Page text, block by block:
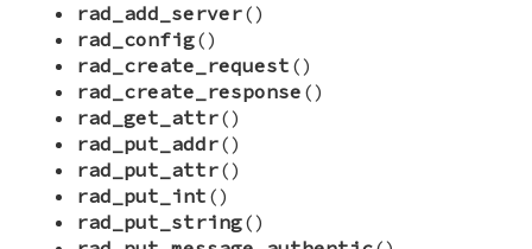
rad_add_server()
rad_config()
rad_create_request ()
rad_create_response ()
rad_get_attr()
rad_put_addr()
rad_put_attr()
rad_put_int ()
rad_put_string()